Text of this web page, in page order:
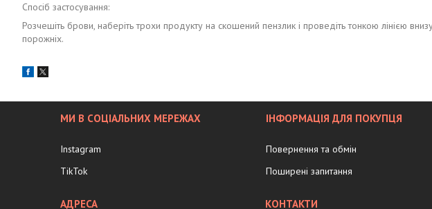
Спосіб застосування:
Розчешіть брови, наберіть трохи продукту на скошений пензлик і проведіть тонкою лінією
порожніх.
МИ В СОЦІАЛЬНИХ МЕРЕЖАХ
Instagram
TikTok
ІНФОРМАЦІЯ ДЛЯ ПОКУПЦЯ
Повернення та обмін
Поширені запитання